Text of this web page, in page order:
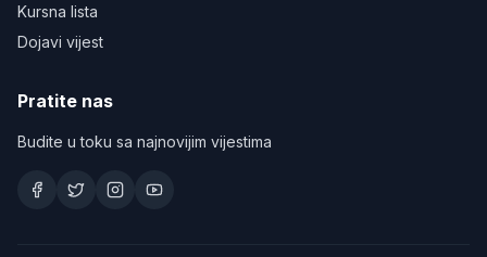
Kursna lista
Dojavi vijest
Pratite nas
Budite u toku sa najnovijim vijestima